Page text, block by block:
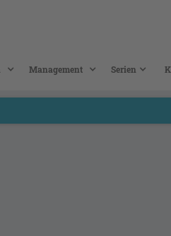
Management Serien